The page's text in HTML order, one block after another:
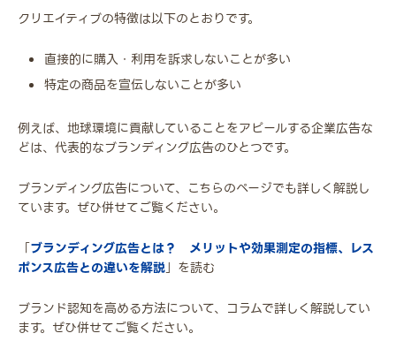
クリエイティブの特徴は以下のとおりです。
直接的に購入・利用を訴求しないことが多い
特定の商品を宣伝しないことが多い
例えば、地球環境に貢献していることをアピールする企業広告な
どは、代表的なブランディング広告のひとつです。
ブランディング広告について、こちらのページでも詳しく解説し
ています。ぜひ併せてご覧ください。
「ブランディング広告とは？ メリットや効果測定の指標、レス
ポンス広告との違いを解説」を読む
ブランド認知を高める方法について、コラムで詳しく解説してい
ます。ぜひ併せてご覧ください。